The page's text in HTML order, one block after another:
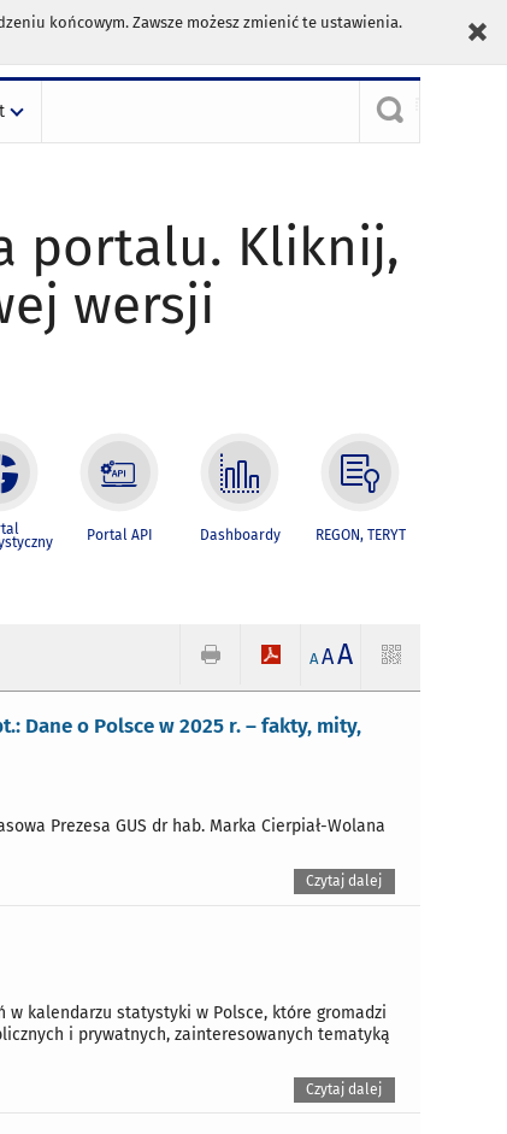
końcowym. Zawsze możesz zmienić te ustawienia.
portalu. Kliknij,
wersji
Portal API Dashboardy REGON, TERYT
A AA
Dane o Polsce w 2025 r. – fakty, mity,
Prezesa GUS dr hab. Marka Cierpiał-Wolana
Czytaj dalej
kalendarzu statystyki w Polsce, które gromadzi
i prywatnych, zainteresowanych tematyką
Czytaj dalej